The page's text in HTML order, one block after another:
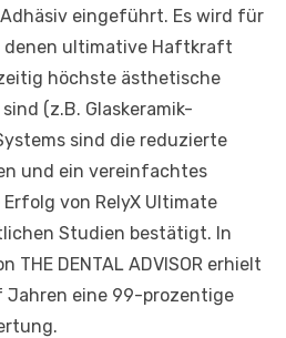
eingeführt. Es wird für
denen ultimative Haftkraft
höchste ästhetische
(z.B. Glaskeramik-
sind die reduzierte
und ein vereinfachtes
von RelyX Ultimate
Studien bestätigt. In
THE DENTAL ADVISOR erhielt
eine 99-prozentige